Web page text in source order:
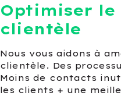
Optimiser le
clientèle
Nous vous aidons à
clientèle. Des
Moins de contacts
les clients + une